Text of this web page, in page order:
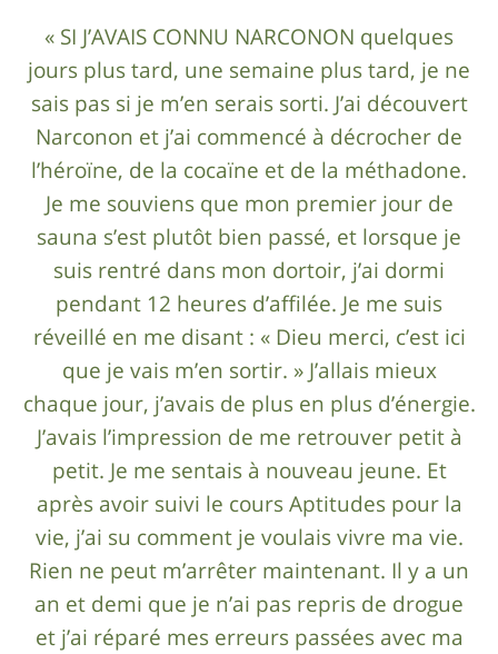
« SI J’AVAIS CONNU NARCONON quelques
jours plus tard, une semaine plus tard, je ne
sais pas si je m’en serais sorti. J’ai découvert
Narconon et j’ai commencé à décrocher de
l’héroïne, de la cocaïne et de la méthadone.
Je me souviens que mon premier jour de
sauna s’est plutôt bien passé, et lorsque je
suis rentré dans mon dortoir, j’ai dormi
pendant 12 heures d’affilée. Je me suis
réveillé en me disant : « Dieu merci, c’est ici
que je vais m’en sortir. » J’allais mieux
chaque jour, j’avais de plus en plus d’énergie.
J’avais l’impression de me retrouver petit à
petit. Je me sentais à nouveau jeune. Et
après avoir suivi le cours Aptitudes pour la
vie, j’ai su comment je voulais vivre ma vie.
Rien ne peut m’arrêter maintenant. Il y a un
an et demi que je n’ai pas repris de drogue
et j’ai réparé mes erreurs passées avec ma